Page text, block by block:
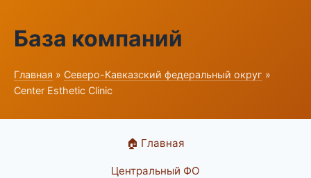
База компаний
Главная » Северо-Кавказский федеральный округ »
Center Esthetic Clinic
🏠 Главная
Центральный ФО